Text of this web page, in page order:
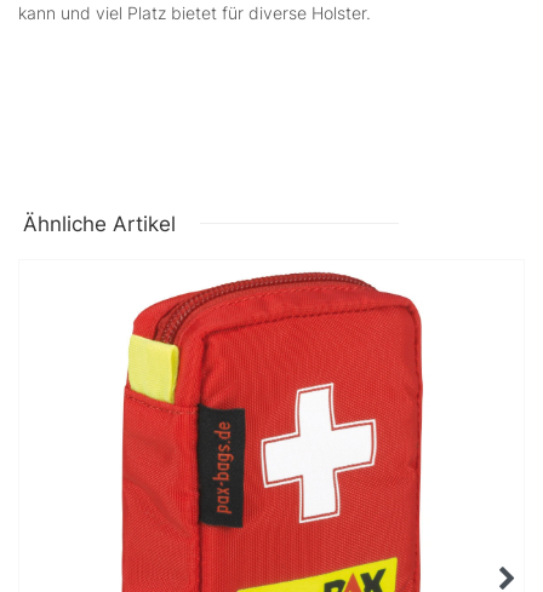
kann und viel Platz bietet für diverse Holster.
Ähnliche Artikel